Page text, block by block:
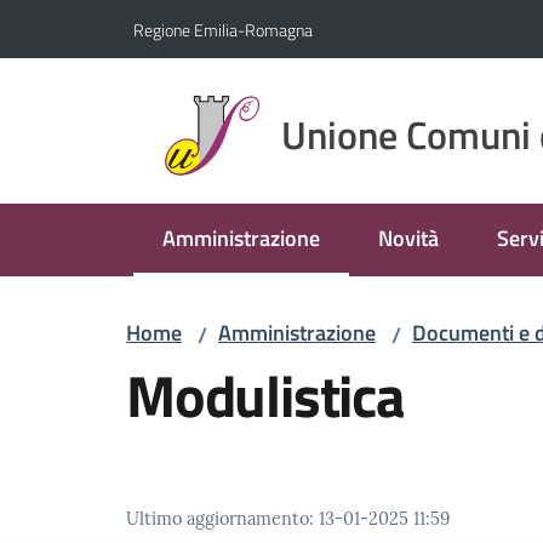
Regione Emilia-Romagna
Unione
Amministrazione
Menu selezionato Novità
Home / Amministrazione / Documenti e
Modulistica
Ultimo aggiornamento: 13-01-2025 11:59